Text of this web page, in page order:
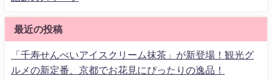
最近の投稿
「千寿せんべいアイスクリーム抹茶」が新登場！観光グ
ルメの新定番、京都でお花見にぴったりの逸品！